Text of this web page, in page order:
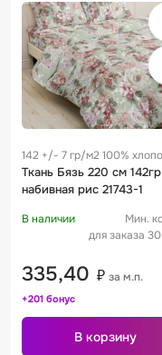
142 +/- 7 гр/м2 100%
0.29 м
Ткань Бязь 220 см 142гр
набивная рис 21743-1
В наличии
Мин.
для заказа
335,40 ₽ за м.п.
+201 бонус
В корзину